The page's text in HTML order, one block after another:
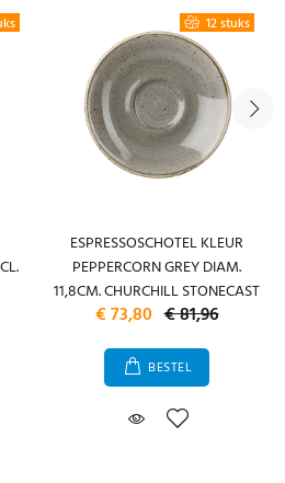
12 stuks
ESPRESSOSCHOTEL KLEUR
PEPPERCORN GREY DIAM.
11,8CM. CHURCHILL STONECAST
€ 73,80 € 81,96
BESTEL